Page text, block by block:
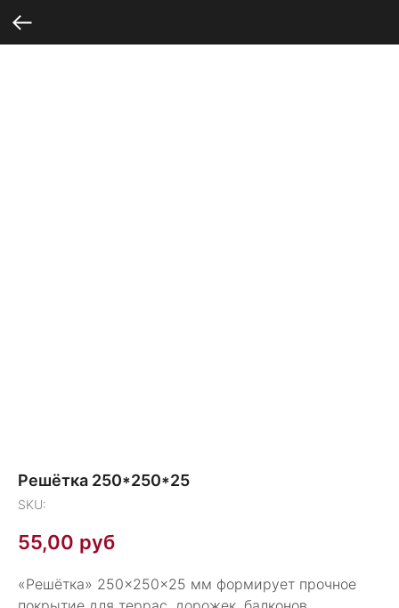
Решётка 250*250*25
SKU:
55,00 руб
«Решётка» 250×250×25 мм формирует прочное